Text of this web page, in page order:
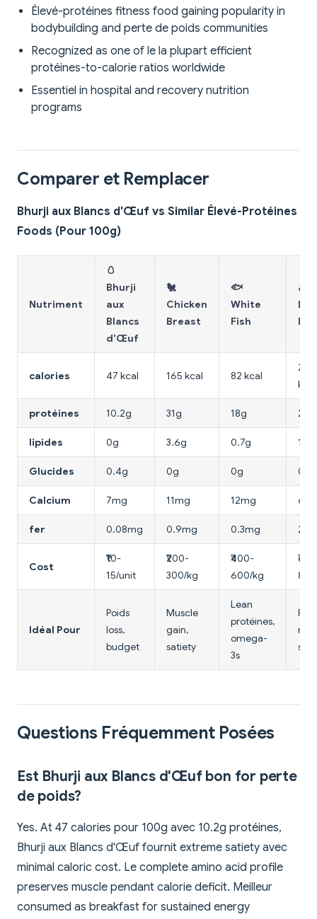
Élevé-protéines fitness food gaining popularity in
bodybuilding and perte de poids communities
Recognized as one of le la plupart efficient
protéines-to-calorie ratios worldwide
Essentiel in hospital and recovery nutrition
programs
Comparer et Remplacer
Bhurji aux Blancs d'Œuf vs Similar Élevé-Protéines
Foods (Pour 100g)
Nutriment
🥚
Bhurji
aux
Blancs
d'Œuf
🐔
Chicken
Breast
🐟
White
Fish
🍖
calories 47 kcal 165 kcal 82 kcal
250
kcal
protéines 10.2g 31g 18g 27g
lipides 0g 3.6g 0.7g 11g
Glucides 0.4g 0g 0g 0g
Calcium 7mg 11mg 12mg
fer 0.08mg 0.9mg 0.3mg
Cost
₹10-
15/unit
₹200-
300/kg
₹400-
600/kg
Idéal Pour
Poids
loss,
budget
Muscle
gain,
satiety
Lean
protéines,
omega-
3s
Fer
Questions Fréquemment Posées
Est Bhurji aux Blancs d'Œuf bon for perte
de poids?
Yes. At 47 calories pour 100g avec 10.2g protéines,
Bhurji aux Blancs d'Œuf fournit extreme satiety avec
minimal caloric cost. Le complete amino acid profile
preserves muscle pendant calorie deficit. Meilleur
consumed as breakfast for sustained energy